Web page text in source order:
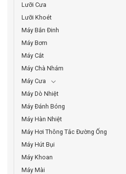
Lưỡi Cưa
Lưỡi Khoét
Máy Bắn Đinh
Máy Bơm
Máy Cắt
Máy Chà Nhám
Máy Cưa
Máy Dò Nhiệt
Máy Đánh Bóng
Máy Hàn Nhiệt
Máy Hơi Thông Tắc Đường Ống
Máy Hút Bụi
Máy Khoan
Máy Mài